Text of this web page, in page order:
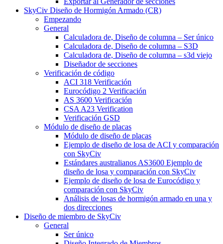
SkyCiv Diseño de Hormigón Armado (CR)
Empezando
General
Calculadora de, Diseño de columna – Ser único
Calculadora de, Diseño de columna – S3D
Calculadora de, Diseño de columna – s3d viejo
Diseñador de secciones
Verificación de código
ACI 318 Verificación
Eurocódigo 2 Verificación
AS 3600 Verificación
CSA A23 Verification
Verificación GSD
Módulo de diseño de placas
Módulo de diseño de placas
Ejemplo de diseño de losa de ACI y comparación
con SkyCiv
Estándares australianos AS3600 Ejemplo de
diseño de losa y comparación con SkyCiv
Ejemplo de diseño de losa de Eurocódigo y
comparación con SkyCiv
Análisis de losas de hormigón armado en una y
dos direcciones
Diseño de miembro de SkyCiv
General
Ser único